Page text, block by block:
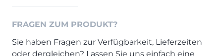
JUGENDZIMMER
PROSPEKTE & KATALOGE
FRAGEN ZUM PRODUKT?
Sie haben Fragen zur Verfügbarkeit, Lieferzeiten
oder dergleichen? Lassen Sie uns einfach eine